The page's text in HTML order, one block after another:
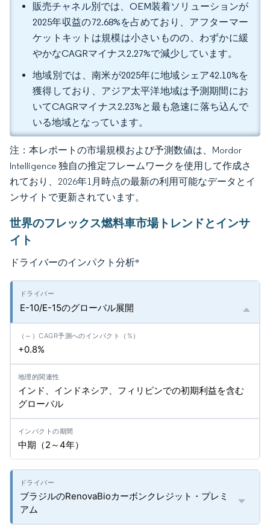
販売チャネル別では、OEM装着ソリューションが
2025年収益の72.68%を占めており、アフターマー
ケットキットは規模は小さいものの、わずかに緩
やかなCAGRマイナス2.27%で減少しています。
地域別では、南米が2025年に地域シェア42.10%を
獲得しており、アジア太平洋地域は予測期間にお
いてCAGRマイナス2.23%と最も急速に落ち込んで
いる地域となっています。
注：本レポートの市場規模および予測数値は、Mordor
Intelligence 独自の推定フレームワークを使用して作成さ
れており、2026年1月時点の最新の利用可能なデータとイ
ンサイトで更新されています。
世界のフレックス燃料車市場トレンドとインサ
イト
ドライバーのインパクト分析*
E-10/E-15のグローバル展開
+0.8%
インド、インドネシア、フィリピンでの初期利益を含む
グローバル
中期（2～4年）
ブラジルのRenovaBioカーボンクレジット・プレミ
アム